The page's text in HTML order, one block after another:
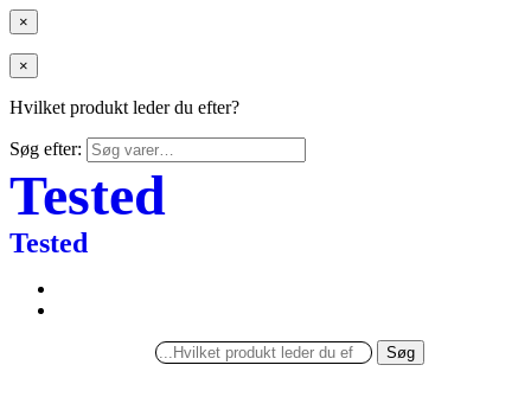
×
×
Hvilket produkt leder du efter?
Søg efter:
Tested
Tested
Søg